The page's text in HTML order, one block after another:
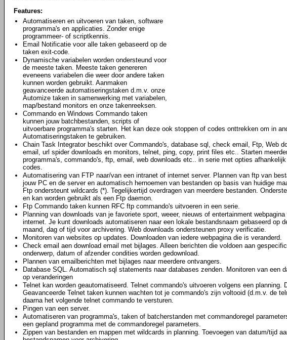
Features:
Automatiseren en uitvoeren van taken, software
programma's en applicaties. Zonder enige
programmeer- of scriptkennis.
Email Notificatie voor alle taken gebaseerd op de
taken exit-code.
Dynamische variabelen worden ondersteund voor
de meeste taken. Meeste taken genereren
eveneens variabelen die weer door andere taken
kunnen worden gebruikt. Aanmaken
geavanceerde automatiseringstaken d.m.v. onze
Automize taken in samenwerking met variabelen,
map/bestand monitors en onze takenreeksen.
Commando en Windows Commando taken
kunnen jouw batchbestanden, scripts of
uitvoerbare programma's starten. Het kan deze ook stoppen of codes onttrekken om in
Automatiseringstaken te gebruiken.
Chain Task Integrator beschikt over Commando's, database sql, check email, Ftp, Web
email, url spider downloads en monitors, telnet, ping, copy, print files etc.. Starten
programma's, commando's, ftp, email, web downloads etc.. in serie met opties
codes.
Automatisering van FTP naar/van een intranet of internet server. Plannen van ftp van
jouw PC en de server en automatisch hernoemen van bestanden op basis van huidige
Ftp ondersteunt wildcards (*). Tegelijkertijd overdragen van meerdere bestanden.
en kan worden gebruikt als een Ftp daemon.
Ftp Commando taken kunnen RFC ftp commando's uitvoeren in een serie.
Planning van downloads van je favoriete sport, weeer, nieuws of entertainment
internet. Je kunt downloads automatiseren naar een lokale bestandsnaam gebaseerd op
maand, dag of tijd voor archivering. Web downloads ondersteunen proxy verificatie.
Monitoren van websites op updates. Downloaden van iedere webpagina die is veranderd.
Check email aen download email met bijlages. Alleen berichten die voldoen aan
onderwerp, datum of afzender condities worden gedownload.
Plannen van emailberichten met bijlages naar meerdere ontvangers.
Database SQL. Automatisch sql statements naar databases zenden. Monitoren van een
op veranderingen
Telnet kan worden geautomatiseerd. Telnet commando's uitvoeren volgens een planning.
Geavanceerde Telnet taken kunnen wachten tot je commando's zijn voltooid (d.m.v. de
daarna het volgende telnet commando te versturen.
Pingen van een server.
Automatiseren van programma's, taken of batcherstanden met commandoregel
een gepland programma met de commandoregel parameters.
Zippen van bestanden en mappen met wildcards in planning. Toevoegen van datum/tijd